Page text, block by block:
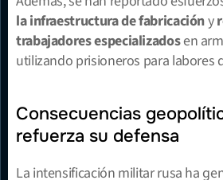
la infraestructura de fabricación y
trabajadores especializados en
utilizando prisioneros para labores
Consecuencias
refuerza su defensa
La intensificación militar rusa ha